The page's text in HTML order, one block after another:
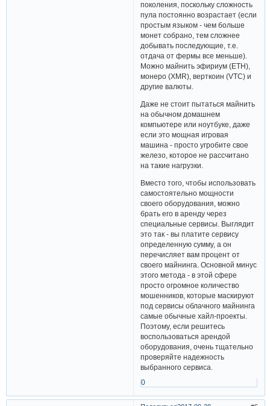
поколения, поскольку сложность
пула постоянно возрастает (если
простым языком - чем больше
монет собрано, тем сложнее
добывать последующие, т.е.
отдача от фермы все меньше).
Можно майнить эфириум (ETH),
монеро (XMR), верткоин (VTC) и
другие валюты.
Даже не стоит пытаться майнить
на обычном домашнем
компьютере или ноутбуке, даже
если это мощная игровая
машина - просто угробите свое
железо, которое не рассчитано
на такие нагрузки.
Вместо того, чтобы использовать
самостоятельно мощности
своего оборудования, можно
брать его в аренду через
специальные сервисы. Выглядит
это так - вы платите сервису
определенную сумму, а он
перечисляет вам процент от
своего майнинга. Основной минус
этого метода - в этой сфере
просто огромное количество
мошенников, которые маскируют
под сервисы облачного майнинга
самые обычные хайл-проекты.
Поэтому, если решитесь
воспользоваться арендой
оборудования, очень тщательно
проверяйте надежность
выбранного сервиса.
0